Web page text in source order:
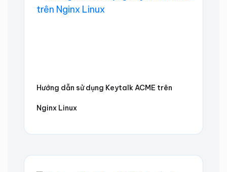
Hướng dẫn sử dụng Keytalk ACME trên
Nginx Linux